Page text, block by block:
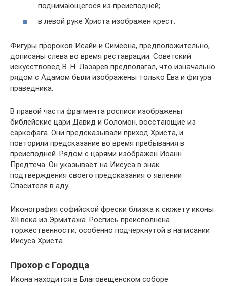
поднимающегося из преисподней;
в левой руке Христа изображен крест.
Фигуры пророков Исайи и Симеона, предположительно,
дописаны слева во время реставрации. Советский
искусствовед В. Н. Лазарев предполагал, что изначально
рядом с Адамом были изображены только Ева и фигура
праведника.
В правой части фрагмента росписи изображены
библейские цари Давид и Соломон, восстающие из
саркофага. Они предсказывали приход Христа, и
повторили предсказание во время пребывания в
преисподней. Рядом с царями изображен Иоанн
Предтеча. Он указывает на Иисуса в знак
подтверждения своего предсказания о явлении
Спасителя в аду.
Иконография софийской фрески близка к сюжету иконы
XII века из Эрмитажа. Роспись преисполнена
торжественности, особенно подчеркнутой в написании
Иисуса Христа.
Прохор с Городца
Икона находится в Благовещенском соборе